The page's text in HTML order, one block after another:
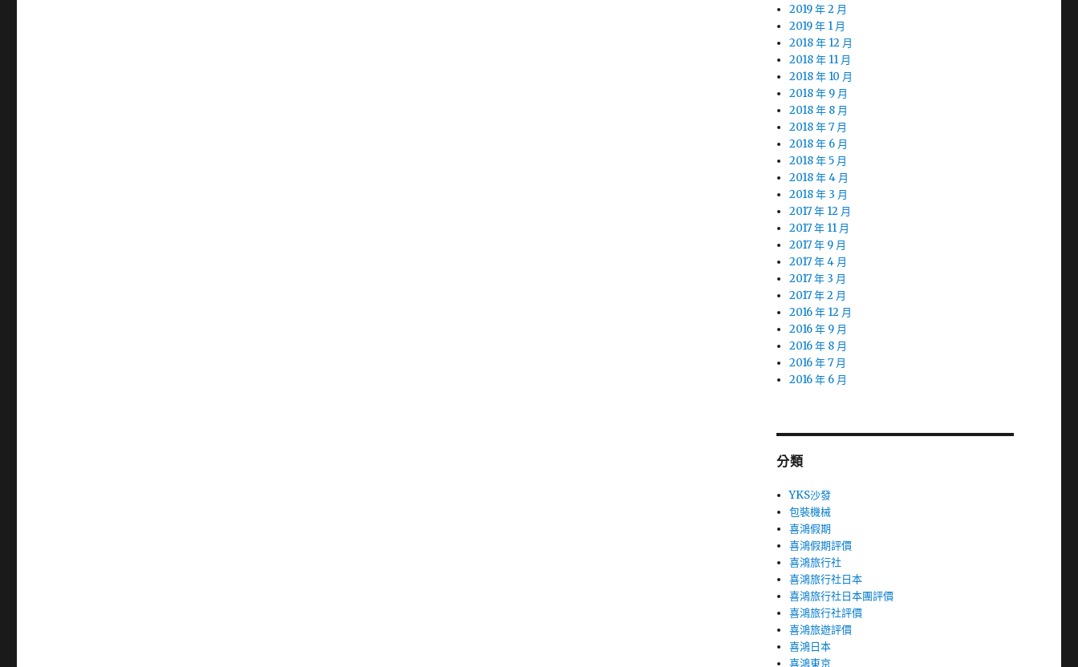
2019 年 2 月
2019 年 1 月
2018 年 12 月
2018 年 11 月
2018 年 10 月
2018 年 9 月
2018 年 8 月
2018 年 7 月
2018 年 6 月
2018 年 5 月
2018 年 4 月
2018 年 3 月
2017 年 12 月
2017 年 11 月
2017 年 9 月
2017 年 4 月
2017 年 3 月
2017 年 2 月
2016 年 12 月
2016 年 9 月
2016 年 8 月
2016 年 7 月
2016 年 6 月
分類
YKS沙發
包裝機械
喜鴻假期
喜鴻假期評價
喜鴻旅行社
喜鴻旅行社日本
喜鴻旅行社日本團評價
喜鴻旅行社評價
喜鴻旅遊評價
喜鴻日本
喜鴻東京